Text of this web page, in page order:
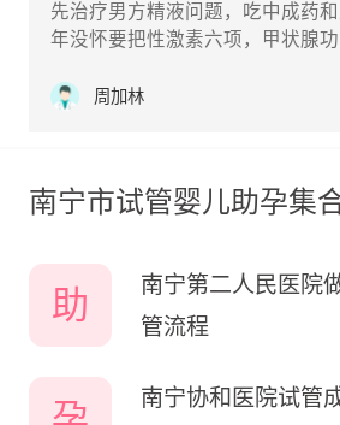
先治疗男方精液问题，吃中成药
年没怀要把性激素六项，甲状腺
周加林
南宁市试管婴儿助孕集
助
南宁第二人民医院
管流程
南宁协和医院试管